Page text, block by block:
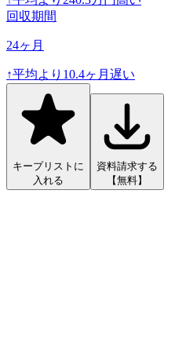
回収期間
24ヶ月
↑平均より 10.4ヶ月遅い
キープリストに
入れる
資料請求する
【無料】